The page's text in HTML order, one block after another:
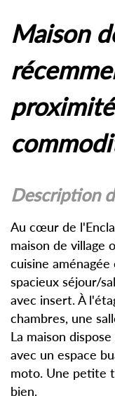
maison de village
description
Au cœur de
maison de village
cuisine
spacieux séjour/
avec insert. À
chambres, une
La maison
avec un espace
moto. Une petite
bien.